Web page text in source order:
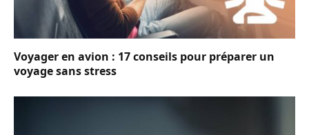
Voyager en avion : 17 conseils pour préparer un
voyage sans stress